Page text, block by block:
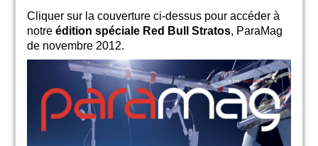
Cliquer sur la couverture ci-dessus pour accéder à
notre édition spéciale Red Bull Stratos, ParaMag
de novembre 2012.